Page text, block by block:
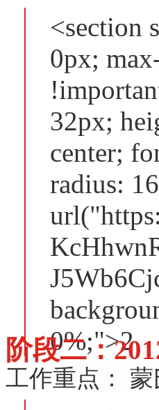
<section
0px;
32px;
center;
radius:
0%;">2
阶段二：
工作重点：